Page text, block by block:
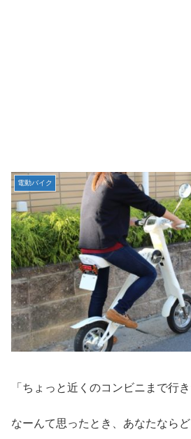
電動バイク
「ちょっと近くのコンビニまで行き
なーんて思ったとき、あなたなら